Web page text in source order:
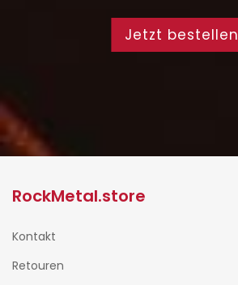
Jetzt bestellen
RockMetal.store
Kontakt
Retouren